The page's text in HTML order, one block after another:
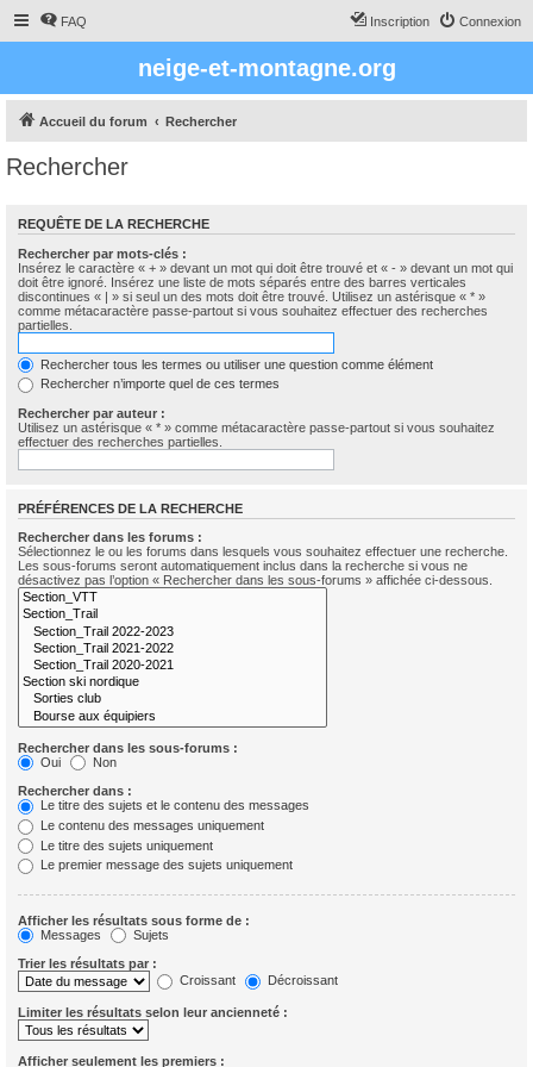
FAQ Connexion
Inscription
neige-et-montagne.org
Accueil du forum Rechercher
Rechercher
REQUÊTE DE LA RECHERCHE
Rechercher par mots-clés :
Insérez le caractère « + » devant un mot qui doit être trouvé et « - » devant un mot qui
doit être ignoré. Insérez une liste de mots séparés entre des barres verticales
discontinues « | » si seul un des mots doit être trouvé. Utilisez un astérisque « * »
comme métacaractère passe-partout si vous souhaitez effectuer des recherches
partielles.
Rechercher tous les termes ou utiliser une question comme élément
Rechercher n’importe quel de ces termes
Rechercher par auteur :
Utilisez un astérisque « * » comme métacaractère passe-partout si vous souhaitez
effectuer des recherches partielles.
PRÉFÉRENCES DE LA RECHERCHE
Rechercher dans les forums :
Sélectionnez le ou les forums dans lesquels vous souhaitez effectuer une recherche.
Les sous-forums seront automatiquement inclus dans la recherche si vous ne
désactivez pas l’option « Rechercher dans les sous-forums » affichée ci-dessous.
Rechercher dans les sous-forums :
Oui
Non
Rechercher dans :
Le titre des sujets et le contenu des messages
Le contenu des messages uniquement
Le titre des sujets uniquement
Le premier message des sujets uniquement
Afficher les résultats sous forme de :
Messages
Sujets
Trier les résultats par :
Croissant
Décroissant
Limiter les résultats selon leur ancienneté :
Afficher seulement les premiers :